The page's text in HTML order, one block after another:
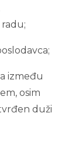
između
osim
duži